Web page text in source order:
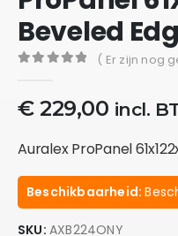
Beveled
( Er zijn nog
€229,00 incl.
Auralex ProPanel
Beschikbaarheid:
SKU: AXB224ONY